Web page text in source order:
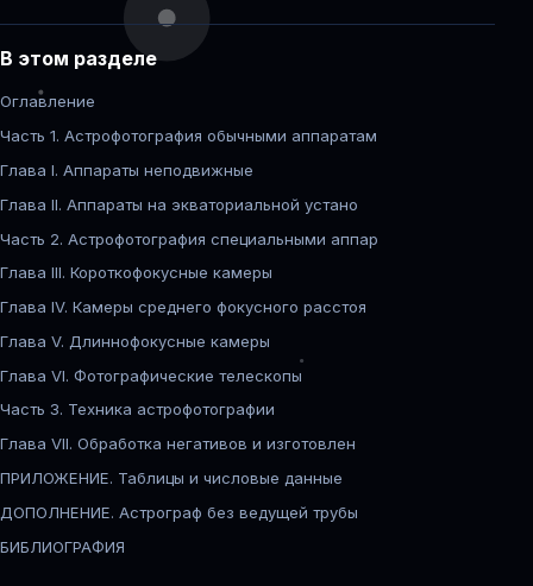
В этом разделе
Оглавление
Часть 1. Астрофотография обычными аппаратам
Глава I. Аппараты неподвижные
Глава II. Аппараты на экваториальной устано
Часть 2. Астрофотография специальными аппар
Глава III. Короткофокусные камеры
Глава IV. Камеры среднего фокусного расстоя
Глава V. Длиннофокусные камеры
Глава VI. Фотографические телескопы
Часть 3. Техника астрофотографии
Глава VII. Обработка негативов и изготовлен
ПРИЛОЖЕНИЕ. Таблицы и числовые данные
ДОПОЛНЕНИЕ. Астрограф без ведущей трубы
БИБЛИОГРАФИЯ